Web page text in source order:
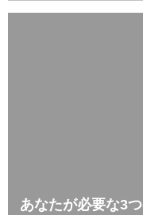
あなたが必要な3つ